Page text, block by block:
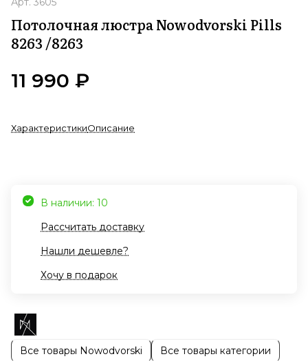
Потолочная люстра Nowodvorski Pills
8263 /8263
11 990 ₽
ХарактеристикиОписание
В наличии: 10
Рассчитать доставку
Нашли дешевле?
Хочу в подарок
Все товары Nowodvorski Все товары категории